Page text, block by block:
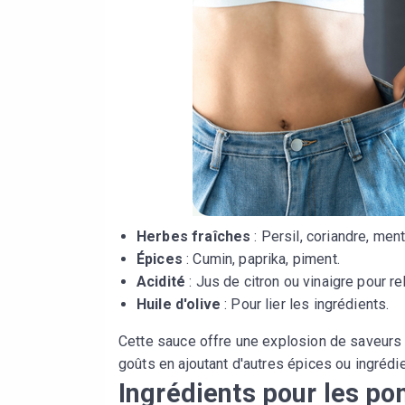
Herbes fraîches : Persil, coriandre,
Épices : Cumin, paprika, piment.
Acidité : Jus de citron ou vinaigre pour
Huile d'olive : Pour lier les ingrédients.
Cette sauce offre une explosion de
goûts en ajoutant d'autres épices ou
Ingrédients pour les